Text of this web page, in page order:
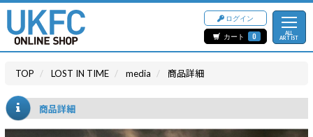
ログイン
カート
0
ALL
ARTIST
TOP LOST IN TIME media 商品詳細
商品詳細